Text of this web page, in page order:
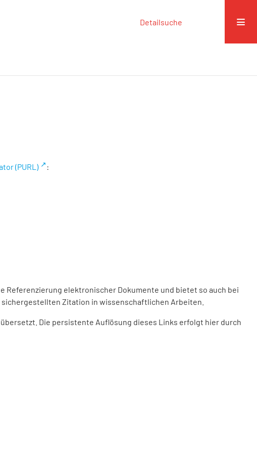
Detailsuche
(PURL) :
elektronischer Dokumente und bietet so auch bei
Zitation in wissenschaftlichen Arbeiten.
Die persistente Auflösung dieses Links erfolgt hier durch